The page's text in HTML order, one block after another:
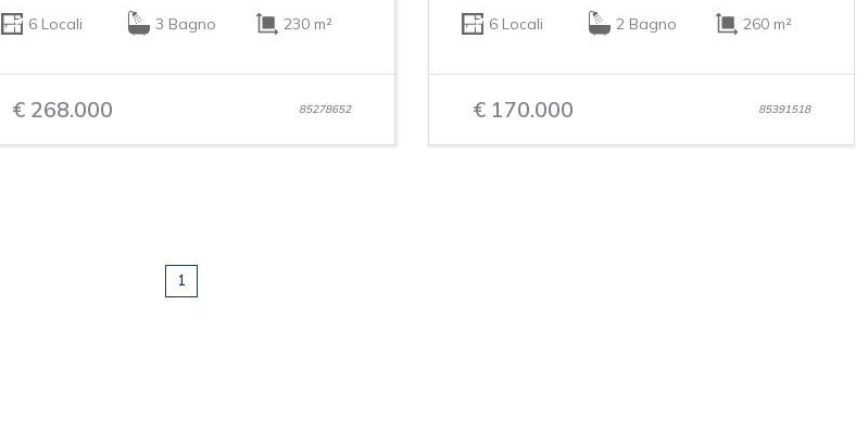
6 Locali 3 Bagno 230 m²
€ 268.000 85278652
6 Locali 2 Bagno 260 m²
€ 170.000 85391518
1